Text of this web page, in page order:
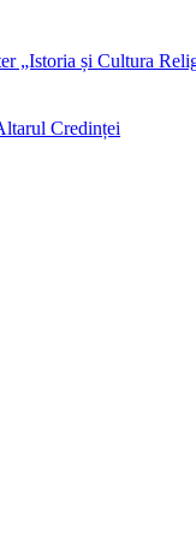
„Istoria și Cultura